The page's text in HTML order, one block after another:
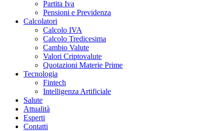
Partita Iva
Pensioni e Previdenza
Calcolatori
Calcolo IVA
Calcolo Tredicesima
Cambio Valute
Valori Criptovalute
Quotazioni Materie Prime
Tecnologia
Fintech
Intelligenza Artificiale
Salute
Attualità
Esperti
Contatti